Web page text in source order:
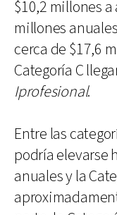
$10,2 millones
millones
cerca de $17,6
Categoría C
Iprofesional.
Entre las
podría elevarse
anuales y la